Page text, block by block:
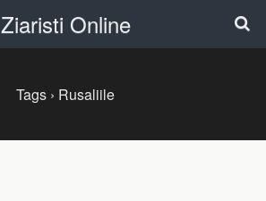
Ziaristi Online
Tags › Rusaliile